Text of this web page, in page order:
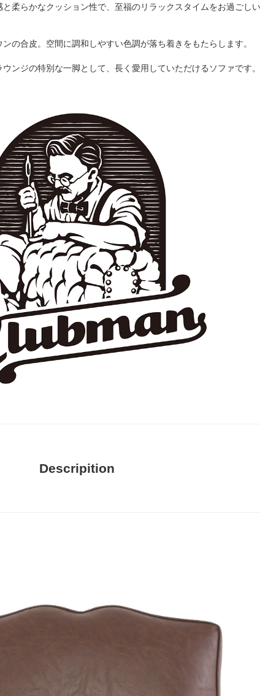
柔らかなクッション性で、至福のリラックスタイムをお過ごしい
の合皮。空間に調和しやすい色調が落ち着きをもたらします。
ンジの特別な一脚として、長く愛用していただけるソファです。
Descripition